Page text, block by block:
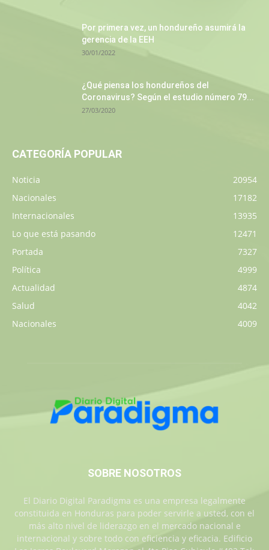
Por primera vez, un hondureño asumirá la
gerencia de la EEH
30/01/2022
¿Qué piensa los hondureños del
Coronavirus? Según el estudio número 79...
27/03/2020
CATEGORÍA POPULAR
Noticia
20954
Nacionales
17182
Internacionales
13935
Lo que está pasando
12471
Portada
7327
Política
4999
Actualidad
4874
Salud
4042
Nacionales
4009
SOBRE NOSOTROS
El Diario Digital Paradigma es una empresa legalmente
constituida en Honduras para poder servirle a usted, con el
más alto nivel de liderazgo en el mercado nacional e
internacional y sobre todo con eficiencia y eficacia. Edificio